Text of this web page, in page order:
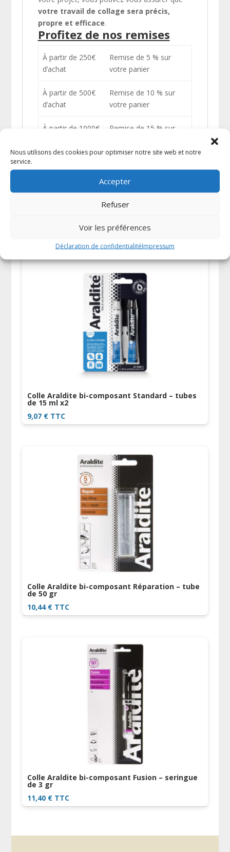
Nous utilisons des cookies pour optimiser notre site web et notre
service.
Accepter
Refuser
Voir les préférences
Déclaration de confidentialitéImpressum
votre travail de collage sera précis,
propre et efficace.
Profitez de nos remises
À partir de 250€
d’achat
Remise de 5 % sur
votre panier
À partir de 500€
d’achat
Remise de 10 % sur
votre panier
À partir de 1000€
Remise de 15 % sur
Produits similaires
Colle Araldite bi-composant Standard – tubes
de 15 ml x2
9,07 € TTC
Colle Araldite bi-composant Réparation – tube
de 50 gr
10,44 € TTC
Colle Araldite bi-composant Fusion – seringue
de 3 gr
11,40 € TTC